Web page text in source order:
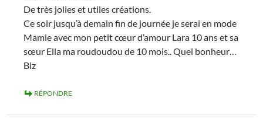
De très jolies et utiles créations.
Ce soir jusqu’à demain fin de journée je serai en mode
Mamie avec mon petit cœur d’amour Lara 10 ans et sa
sœur Ella ma roudoudou de 10 mois.. Quel bonheur…
Biz
RÉPONDRE